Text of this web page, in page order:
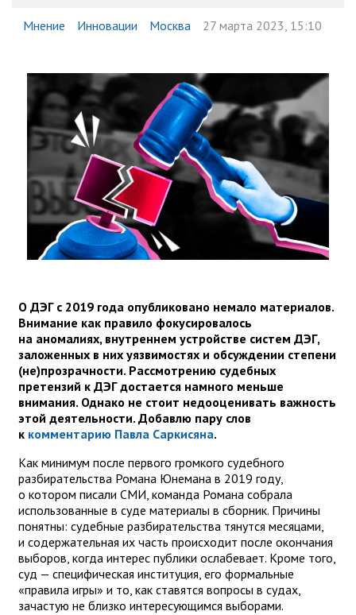
Мнение Инновации Москва 27 марта 2023, 15:10
О ДЭГ с 2019 года опубликовано немало материалов.
Внимание как правило фокусировалось
на аномалиях, внутреннем устройстве систем ДЭГ,
заложенных в них уязвимостях и обсуждении степени
(не)прозрачности. Рассмотрению судебных
претензий к ДЭГ достается намного меньше
внимания. Однако не стоит недооценивать важность
этой деятельности. Добавлю пару слов
к комментарию Павла Саркисяна.
Как минимум после первого громкого судебного
разбирательства Романа Юнемана в 2019 году,
о котором писали СМИ, команда Романа собрала
использованные в суде материалы в сборник. Причины
понятны: судебные разбирательства тянутся месяцами,
и содержательная их часть происходит после окончания
выборов, когда интерес публики ослабевает. Кроме того,
суд — специфическая институция, его формальные
«правила игры» и то, как ставятся вопросы в судах,
зачастую не близко интересующимся выборами.